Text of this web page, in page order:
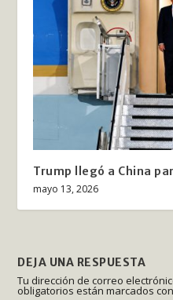
Trump llegó a China
mayo 13, 2026
DEJA UNA RESPUESTA
Tu dirección de correo
obligatorios están marcados